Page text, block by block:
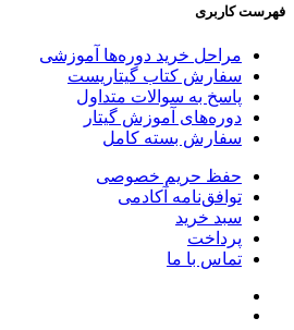
فهرست کاربری
مراحل خرید دوره‌ها آموزشی
سفارش کتاب گیتاریست
پاسخ به سوالات متداول
دوره‌های آموزش گیتار
سفارش بسته کامل
حفظ حریم خصوصی
توافق‌نامه آکادمی
سبد خرید
پرداخت
تماس با ما